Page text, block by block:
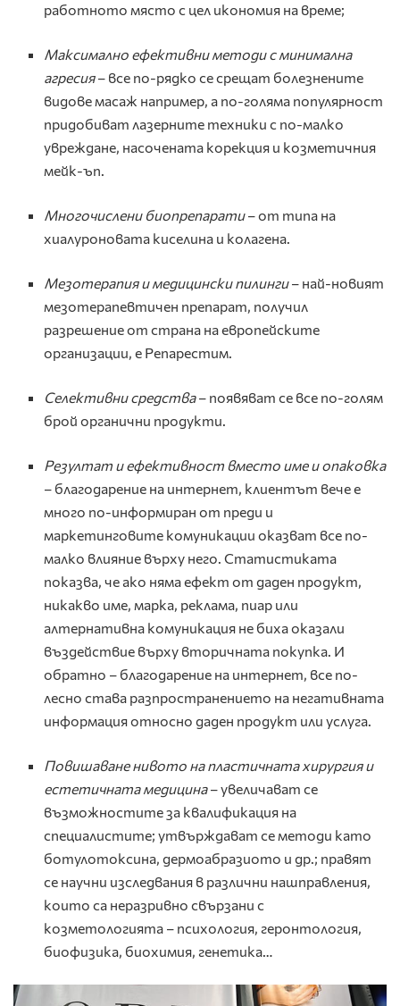
работното място с цел икономия на време;
Максимално ефективни методи с минимална
агресия– все по-рядко се срещат болезнените
видове масаж например, а по-голяма популярност
придобиват лазерните техники с по-малко
увреждане, насочената корекция и козметичния
мейк-ъп.
Многочислени биопрепарати– от типа на
хиалуроновата киселина и колагена.
Мезотерапия и медицински пилинги– най-новият
мезотерапевтичен препарат, получил
разрешение от страна на европейските
организации, е Репарестим.
Селективни средства– появяват се все по-голям
брой органични продукти.
Резултат и ефективност вместо име и опаковка
– благодарение на интернет, клиентът вече е
много по-информиран от преди и
маркетинговите комуникации оказват все по-
малко влияние върху него. Статистиката
показва, че ако няма ефект от даден продукт,
никакво име, марка, реклама, пиар или
алтернативна комуникация не биха оказали
въздействие върху вторичната покупка. И
обратно – благодарение на интернет, все по-
лесно става разпространението на негативната
информация относно даден продукт или услуга.
Повишаване нивото на пластичната хирургия и
естетичната медицина– увеличават се
възможностите за квалификация на
специалистите; утвърждават се методи като
ботулотоксина, дермоабразиото и др.; правят
се научни изследвания в различни нашправления,
които са неразривно свързани с
козметологията – психология, геронтология,
биофизика, биохимия, генетика…